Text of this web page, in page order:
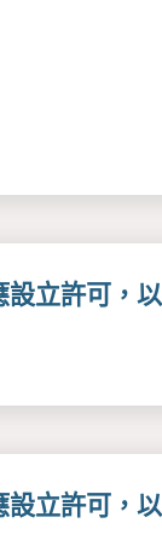
立許可，
立許可，